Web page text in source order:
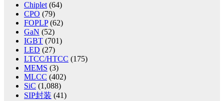
Chiplet (64)
CPO (79)
FOPLP(62)
GaN (52)
IGBT (701)
LED (27)
LTCC/HTCC (175)
MEMS (3)
MLCC (402)
SiC (1,088)
SIP封装 (41)